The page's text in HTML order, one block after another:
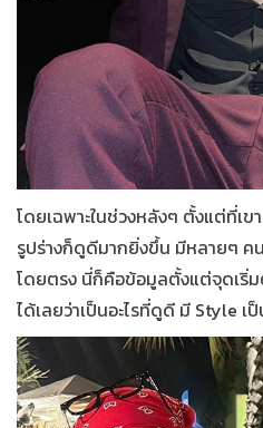
โดยเฉพาะในช่วงหลังๆ ตั้งแต่ที่เ
รูปร่างก็ดูดีมากยิ่งขึ้น มีหลายๆ คน
โดยตรง นี่ก็คือข้อมูลตั้งแต่จุดเริ่
ได้เลยว่าเป็นอะไรที่ดูดี มี Style เ